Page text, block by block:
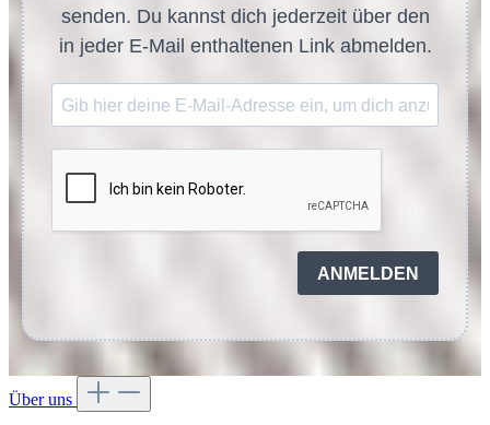
senden. Du kannst dich jederzeit über den
in jeder E-Mail enthaltenen Link abmelden.
ANMELDEN
Über uns